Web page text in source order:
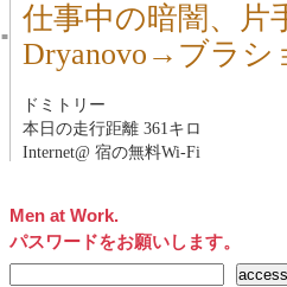
■
仕事中の暗闇、片
Dryanovo→ブラシ
ドミトリー
本日の走行距離 361キロ
Internet@ 宿の無料Wi-Fi
Men at Work.
パスワードをお願いします。